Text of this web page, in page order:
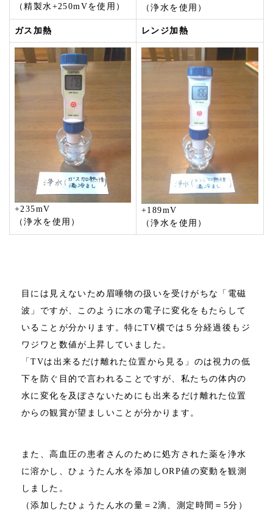
（精製水+250mVを使用）
（浄水を使用）
ガス加熱 レンジ加熱
+235mV
（浄水を使用）
+189mV
（浄水を使用）
目には見えないため眉唾物の扱いを受けがちな「電磁
波」ですが、このように水の電子に変化をもたらして
いることが分かります。特にTV横では５分経過後もジ
ワジワと数値が上昇していました。
「TVは出来るだけ離れた位置から見る」のは視力の低
下を防ぐ目的で言われることですが、私たちの体内の
水に変化を及ぼさないためにも出来るだけ離れた位置
からの観賞が望ましいことが分かります。
また、高血圧の患者さんのために処方された薬を浄水
に溶かし、ひょうたん水を添加しORP値の変動を観測
しました。
（添加したひょうたん水の量＝2滴、測定時間＝5分）